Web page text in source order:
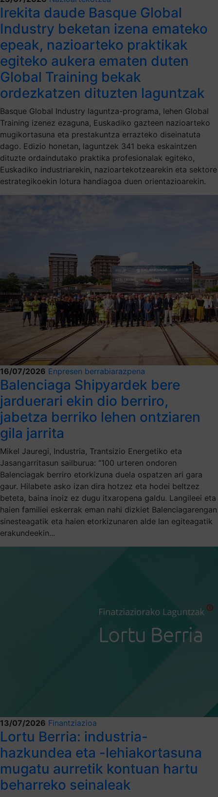
Irekita daude Basque Global
Industry beketan izena emateko
epeak, nazioarteko praktikak
egiteko aukera ematen duten
Global Training bekak
ordezkatzen dituzten laguntzak
Basque Global Industry laguntza-programa, lehen Global
Training izenez ezaguna, Euskadiko gazteen nazioarteko
mugikortasuna eta prestakuntza errazteko diseinatuta
dago. Edizio honetan, laguntzek 341 beka eskaintzen
dituzte ordaindutako praktika profesionalak egiteko,
Euskadiko industriarekin, nazioartekotzearekin eta sektore
estrategikoekin lotura handiagoa duen orientazioarekin.
16/07/2026 Enpresen berrabiarazpena
Balenciaga Shipyardek bere
jarduerari ekin dio berriro,
jabetza berriko lehen ontziaren
gila jarrita
Mikel Jauregi, Industria, Trantsizio Energetiko eta
Jasangarritasun sailburua: “100 urteren ondoren
Balenciagak berriro etorkizuna duela ospatzen ari gara
gaur. Hilabete asko izan dira hotzez eta hodei beltzez
beteta, baina inoiz ez dugu itxaropena galdu. Langileei eta
haien familiei eskerrak eman nahi dizkiet Balenciagarengan
sinesteagatik eta haien etorkizunaren alde lan egiteagatik
erakundeekin...
13/07/2026 Finantziazioa
Lortu Berria: industria-
hazkundea eta -lehiakortasuna
mugatu aurretik kontuan hartu
beharreko seinaleak